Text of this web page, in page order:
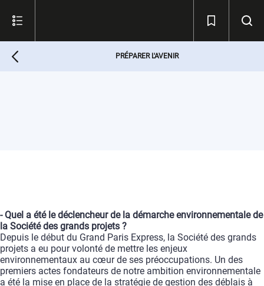
PRÉPARER L'AVENIR
- Quel a été le déclencheur de la démarche environnementale de
la Société des grands projets ?
Depuis le début du Grand Paris Express, la Société des grands
projets a eu pour volonté de mettre les enjeux
environnementaux au cœur de ses préoccupations. Un des
premiers actes fondateurs de notre ambition environnementale
a été la mise en place de la stratégie de gestion des déblais à